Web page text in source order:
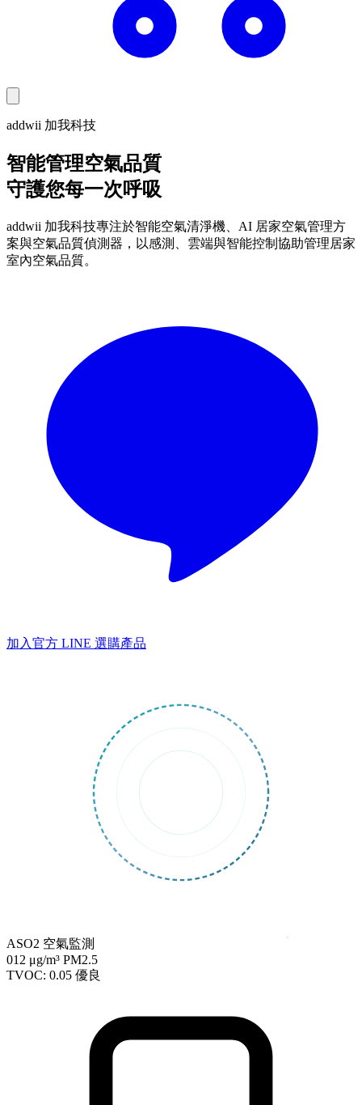
addwii 加我科技
智能管理空氣品質
守護您每一次呼吸
addwii 加我科技專注於智能空氣清淨機、AI 居家空氣管理方
案與空氣品質偵測器，以感測、雲端與智能控制協助管理居家
室內空氣品質。
加入官方 LINE 選購產品
ASO2 空氣監測
012 μg/m³ PM2.5
TVOC: 0.05 優良